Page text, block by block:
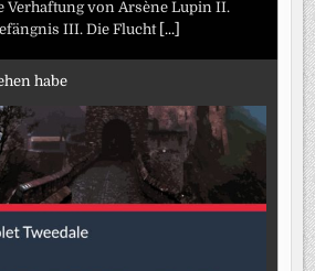
Verhaftung von Arsène Lupin II.
III. Die Flucht [...]
habe